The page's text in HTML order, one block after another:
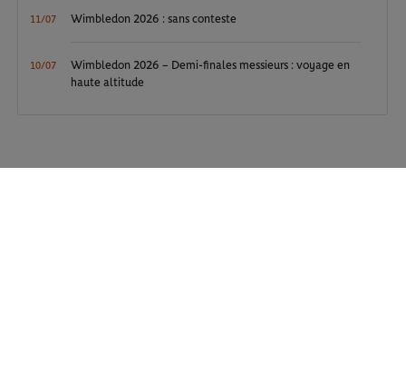
11/07 Wimbledon 2026 : sans conteste
10/07
Wimbledon 2026 – Demi-finales messieurs : voyage en
haute altitude